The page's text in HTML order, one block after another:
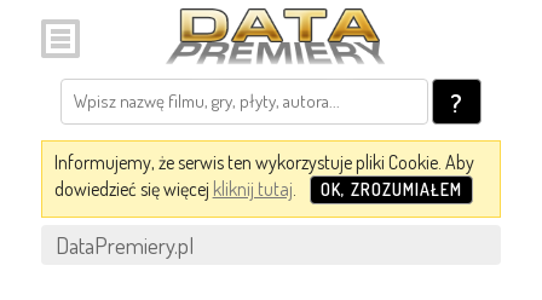
?
Informujemy, że serwis ten wykorzystuje pliki Cookie. Aby
dowiedzieć się więcej kliknij tutaj. OK, ZROZUMIAŁEM
DataPremiery.pl